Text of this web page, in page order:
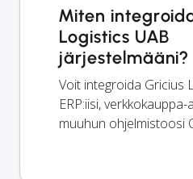
Miten
Logistics UAB
järjestelmääni?
Voit integroida Gricius
ERP:iisi,
muuhun ohjelmistoosi